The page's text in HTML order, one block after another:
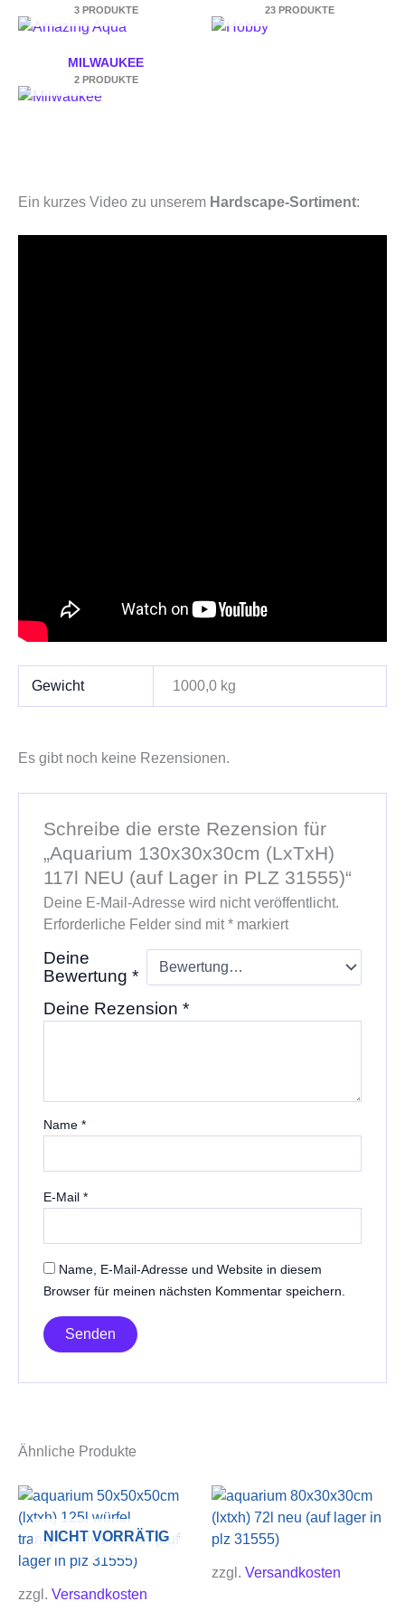
3 PRODUKTE 23 PRODUKTE
MILWAUKEE
2 PRODUKTE
Ein kurzes Video zu unserem Hardscape-Sortiment:
Gewicht 1000,0 kg
Es gibt noch keine Rezensionen.
Schreibe die erste Rezension für
„Aquarium 130x30x30cm (LxTxH)
117l NEU (auf Lager in PLZ 31555)“
Deine E-Mail-Adresse wird nicht veröffentlicht.
Erforderliche Felder sind mit*markiert
Deine
Bewertung *
Deine Rezension *
Name *
E-Mail *
Name, E-Mail-Adresse und Website in diesem
Browser für meinen nächsten Kommentar speichern.
Ähnliche Produkte
NICHT VORRÄTIG
zzgl. Versandkosten
zzgl. Versandkosten